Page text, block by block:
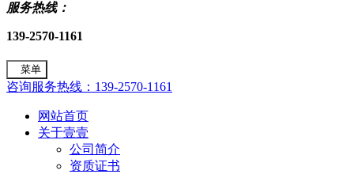
服务热线：
139-2570-1161
菜单
咨询服务热线：139-2570-1161
网站首页
关于壹壹
公司简介
资质证书